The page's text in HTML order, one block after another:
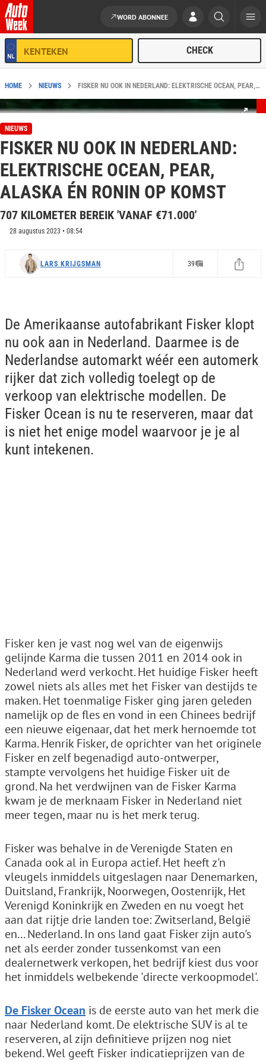
Ga naar de inhoud
WORD ABONNEE
HOME NIEUWS FISKER NU OOK IN NEDERLAND: ELEKTRISCHE OCEAN, PEAR, ALASKA ÉN RONIN OP KOMST
NIEUWS
FISKER NU OOK IN NEDERLAND:
ELEKTRISCHE OCEAN, PEAR,
ALASKA ÉN RONIN OP KOMST
707 KILOMETER BEREIK 'VANAF €71.000'
28 augustus 2023 • 08:54
LARS KRIJGSMAN 39
De Amerikaanse autofabrikant Fisker klopt
nu ook aan in Nederland. Daarmee is de
Nederlandse automarkt wéér een automerk
rijker dat zich volledig toelegt op de
verkoop van elektrische modellen. De
Fisker Ocean is nu te reserveren, maar dat
is niet het enige model waarvoor je je al
kunt intekenen.
Fisker ken je vast nog wel van de eigenwijs
gelijnde Karma die tussen 2011 en 2014 ook in
Nederland werd verkocht. Het huidige Fisker heeft
zowel niets als alles met het Fisker van destijds te
maken. Het toenmalige Fisker ging jaren geleden
namelijk op de fles en vond in een Chinees bedrijf
een nieuwe eigenaar, dat het merk hernoemde tot
Karma. Henrik Fisker, de oprichter van het originele
Fisker en zelf begenadigd auto-ontwerper,
stampte vervolgens het huidige Fisker uit de
grond. Na het verdwijnen van de Fisker Karma
kwam je de merknaam Fisker in Nederland niet
meer tegen, maar nu is het merk terug.
Fisker was behalve in de Verenigde Staten en
Canada ook al in Europa actief. Het heeft z'n
vleugels inmiddels uitgeslagen naar Denemarken,
Duitsland, Frankrijk, Noorwegen, Oostenrijk, Het
Verenigd Koninkrijk en Zweden en nu voegt het
aan dat rijtje drie landen toe: Zwitserland, België
en... Nederland. In ons land gaat Fisker zijn auto's
net als eerder zonder tussenkomst van een
dealernetwerk verkopen, het bedrijf kiest dus voor
het inmiddels welbekende 'directe verkoopmodel'.
De Fisker Ocean is de eerste auto van het merk die
naar Nederland komt. De elektrische SUV is al te
reserveren, al zijn definitieve prijzen nog niet
bekend. Wel geeft Fisker indicatieprijzen van de